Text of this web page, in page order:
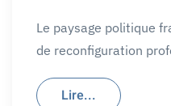
Le paysage politique
de reconfiguration
Lire...